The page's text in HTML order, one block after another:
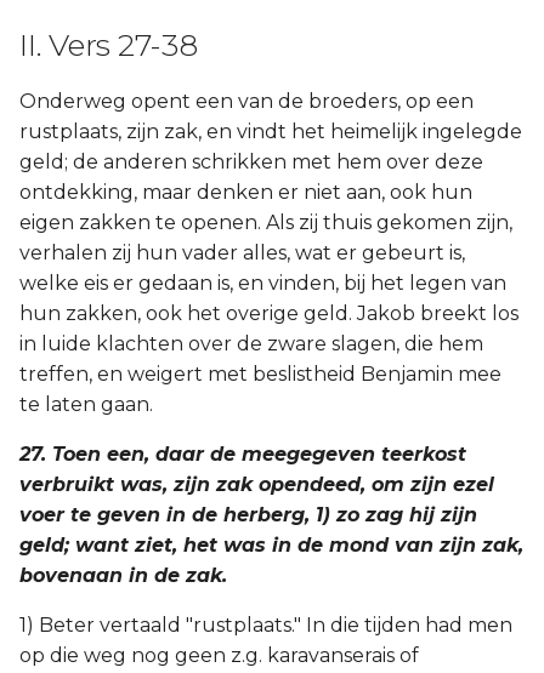
II. Vers 27-38
Onderweg opent een van de broeders, op een
rustplaats, zijn zak, en vindt het heimelijk ingelegde
geld; de anderen schrikken met hem over deze
ontdekking, maar denken er niet aan, ook hun
eigen zakken te openen. Als zij thuis gekomen zijn,
verhalen zij hun vader alles, wat er gebeurt is,
welke eis er gedaan is, en vinden, bij het legen van
hun zakken, ook het overige geld. Jakob breekt los
in luide klachten over de zware slagen, die hem
treffen, en weigert met beslistheid Benjamin mee
te laten gaan.
27. Toen een, daar de meegegeven teerkost
verbruikt was, zijn zak opendeed, om zijn ezel
voer te geven in de herberg, 1) zo zag hij zijn
geld; want ziet, het was in de mond van zijn zak,
bovenaan in de zak.
1) Beter vertaald "rustplaats." In die tijden had men
op die weg nog geen z.g. karavanserais of